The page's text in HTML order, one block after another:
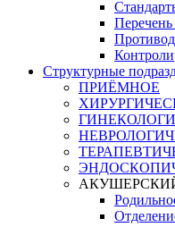
Структурные
ПРИЁМНОЕ